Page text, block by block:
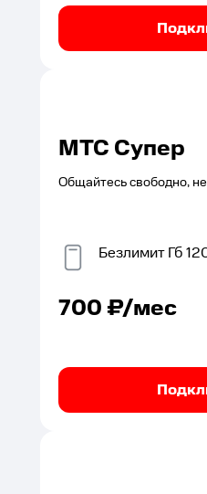
МТС Супер
Общайтесь свободно,
БезлимитГб
700₽/мес